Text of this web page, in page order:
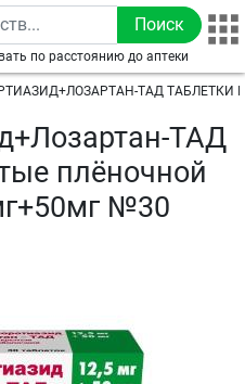
по расстоянию до аптеки
ТАД ТАБЛЕТКИ
ТАД
плёночной
№30